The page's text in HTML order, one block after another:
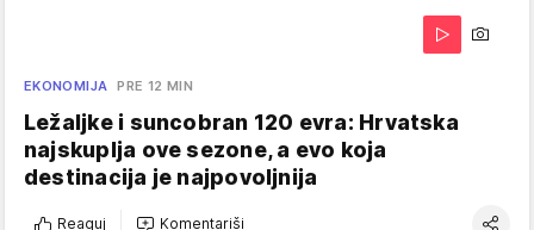
EKONOMIJA PRE 12 MIN
Ležaljke i suncobran 120 evra: Hrvatska
najskuplja ove sezone, a evo koja
destinacija je najpovoljnija
Reaguj Komentariši